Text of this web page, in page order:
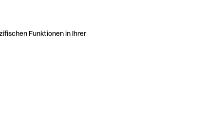
Funktionen in Ihrer